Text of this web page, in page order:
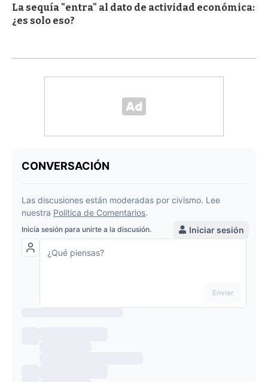
La sequía "entra" al dato de actividad económica:
¿es solo eso?